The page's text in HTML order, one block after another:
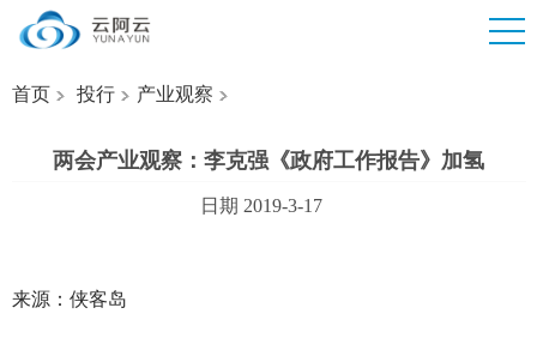
首页 投行 产业观察
两会产业观察：李克强《政府工作报告》加氢
日期 2019-3-17
来源：侠客岛